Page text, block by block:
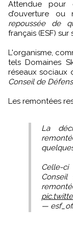
Attendue pour ce jeudi 7 janvier 2021, la décision
d’ouverture
repoussée de
français (ESF) sur
L'organisme,
tels Domaines
réseaux sociaux
Conseil de
Les remontées
La décision d’ouverture ou non des
Celle-
—